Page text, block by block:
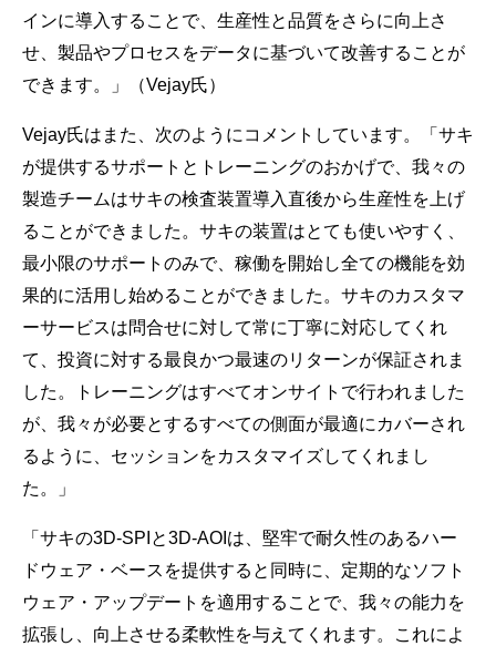
インに導入することで、生産性と品質をさらに向上さ
せ、製品やプロセスをデータに基づいて改善することが
できます。」（Vejay氏）
Vejay氏はまた、次のようにコメントしています。「サキ
が提供するサポートとトレーニングのおかげで、我々の
製造チームはサキの検査装置導入直後から生産性を上げ
ることができました。サキの装置はとても使いやすく、
最小限のサポートのみで、稼働を開始し全ての機能を効
果的に活用し始めることができました。サキのカスタマ
ーサービスは問合せに対して常に丁寧に対応してくれ
て、投資に対する最良かつ最速のリターンが保証されま
した。トレーニングはすべてオンサイトで行われました
が、我々が必要とするすべての側面が最適にカバーされ
るように、セッションをカスタマイズしてくれまし
た。」
「サキの3D-SPIと3D-AOIは、堅牢で耐久性のあるハー
ドウェア・ベースを提供すると同時に、定期的なソフト
ウェア・アップデートを適用することで、我々の能力を
拡張し、向上させる柔軟性を与えてくれます。これによ